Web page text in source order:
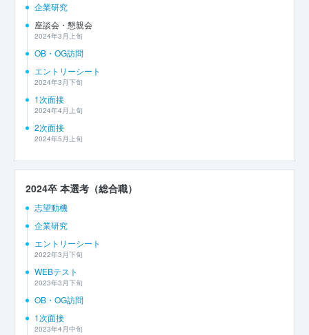
企業研究
座談会・懇親会
2024年3月上旬
OB・OG訪問
エントリーシート
2024年3月下旬
1次面接
2024年4月上旬
2次面接
2024年5月上旬
2024卒 本選考（総合職）
志望動機
企業研究
エントリーシート
2022年3月下旬
WEBテスト
2023年3月下旬
OB・OG訪問
1次面接
2023年4月中旬